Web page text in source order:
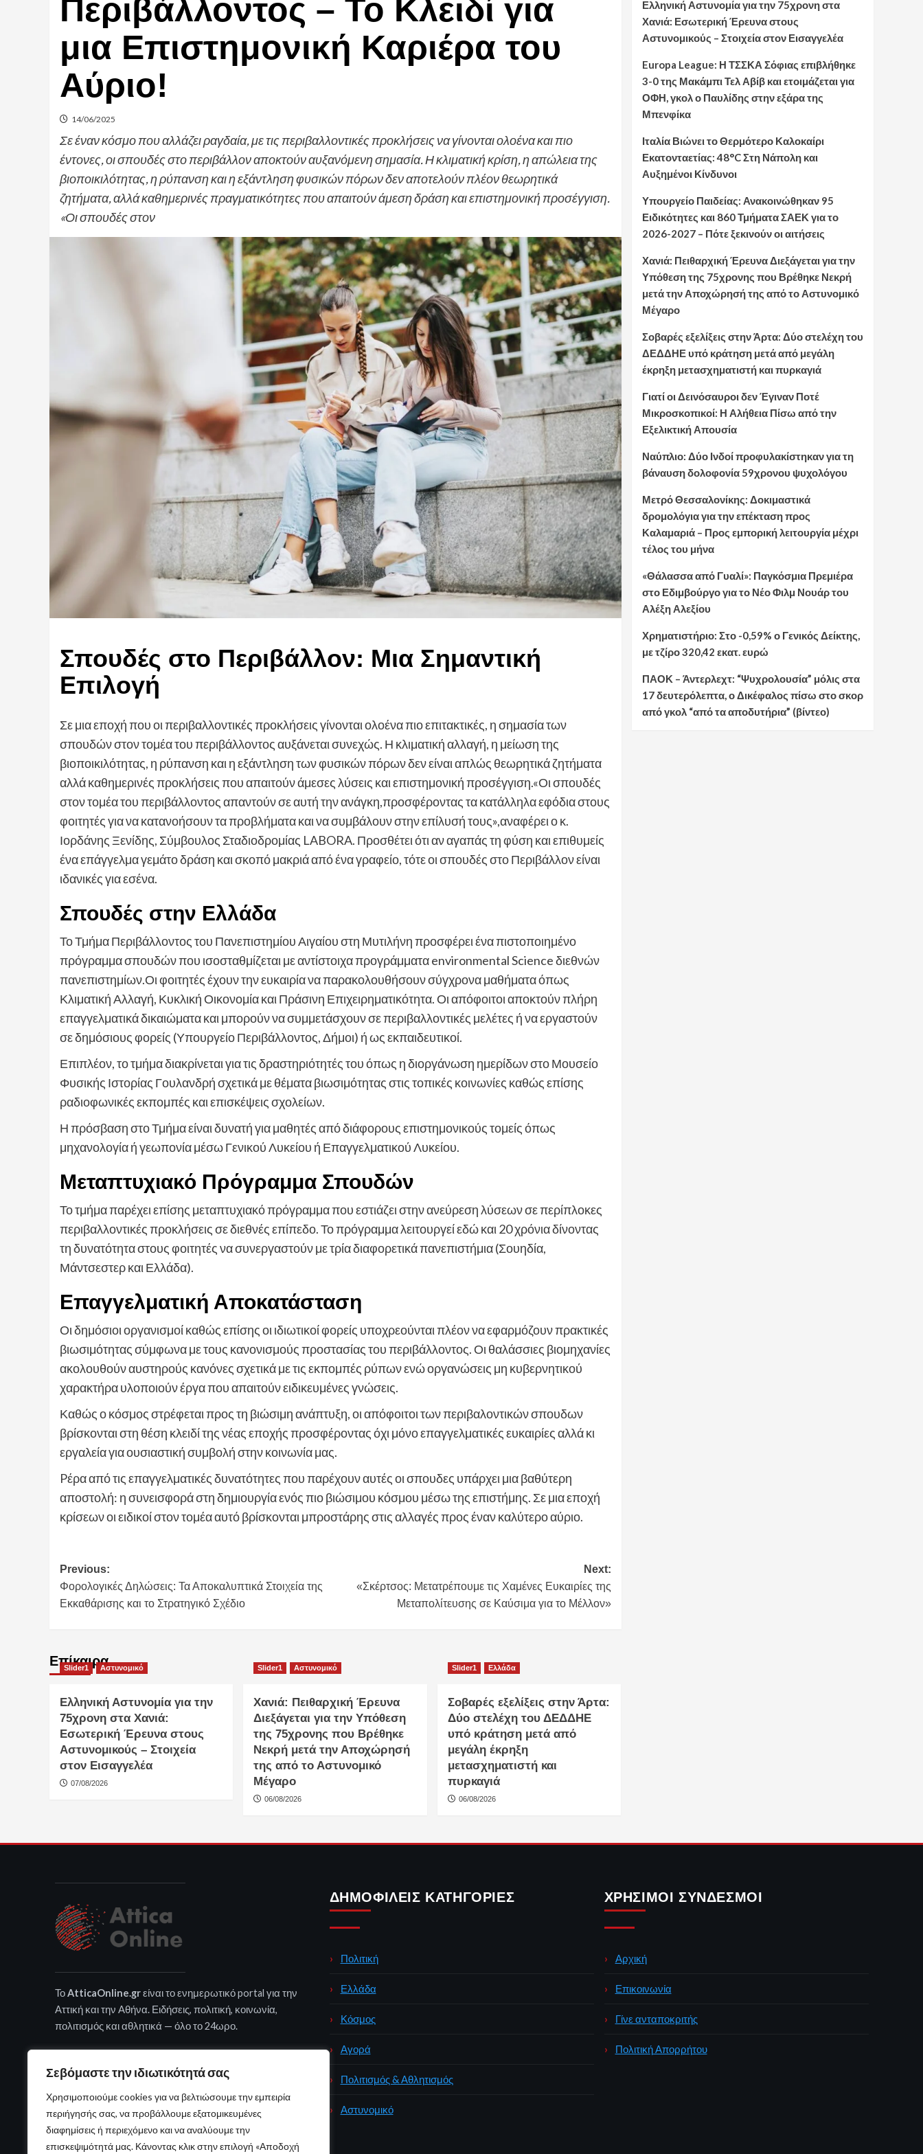
Σεβόμαστε την ιδιωτικότητά σας
Χρησιμοποιούμε cookies για να βελτιώσουμε την εμπειρία
περιήγησής σας, να προβάλλουμε εξατομικευμένες
διαφημίσεις ή περιεχόμενο και να αναλύουμε την
επισκεψιμότητά μας. Κάνοντας κλικ στην επιλογή «Αποδοχή
Περιβάλλοντος – Το Κλειδί για
μια Επιστημονική Καριέρα του
Αύριο!
14/06/2025
Σε έναν κόσμο που αλλάζει ραγδαία, με τις περιβαλλοντικές προκλήσεις να γίνονται ολοένα και πιο
έντονες, οι σπουδές στο περιβάλλον αποκτούν αυξανόμενη σημασία. Η κλιματική κρίση, η απώλεια της
βιοποικιλότητας, η ρύπανση και η εξάντληση φυσικών πόρων δεν αποτελούν πλέον θεωρητικά
ζητήματα, αλλά καθημερινές πραγματικότητες που απαιτούν άμεση δράση και επιστημονική προσέγγιση.
«Οι σπουδές στον
Σπουδές στο Περιβάλλον: Μια Σημαντική
Επιλογή
Σε μια εποχή που οι περιβαλλοντικές προκλήσεις γίνονται ολοένα πιο επιτακτικές, η σημασία των
σπουδών στον τομέα του περιβάλλοντος αυξάνεται συνεχώς. Η κλιματική αλλαγή, η μείωση της
βιοποικιλότητας, η ρύπανση και η εξάντληση των φυσικών πόρων δεν είναι απλώς θεωρητικά ζητήματα
αλλά καθημερινές προκλήσεις που απαιτούν άμεσες λύσεις και επιστημονική προσέγγιση.«Οι σπουδές
στον τομέα του περιβάλλοντος απαντούν σε αυτή την ανάγκη,προσφέροντας τα κατάλληλα εφόδια στους
φοιτητές για να κατανοήσουν τα προβλήματα και να συμβάλουν στην επίλυσή τους»,αναφέρει ο κ.
Ιορδάνης Ξενίδης, Σύμβουλος Σταδιοδρομίας LABORA. Προσθέτει ότι αν αγαπάς τη φύση και επιθυμείς
ένα επάγγελμα γεμάτο δράση και σκοπό μακριά από ένα γραφείο, τότε οι σπουδές στο Περιβάλλον είναι
ιδανικές για εσένα.
Σπουδές στην Ελλάδα
Το Τμήμα Περιβάλλοντος του Πανεπιστημίου Αιγαίου στη Μυτιλήνη προσφέρει ένα πιστοποιημένο
πρόγραμμα σπουδών που ισοσταθμίζεται με αντίστοιχα προγράμματα environmental Science διεθνών
πανεπιστημίων.Οι φοιτητές έχουν την ευκαιρία να παρακολουθήσουν σύγχρονα μαθήματα όπως
Κλιματική Αλλαγή, Κυκλική Οικονομία και Πράσινη Επιχειρηματικότητα. Οι απόφοιτοι αποκτούν πλήρη
επαγγελματικά δικαιώματα και μπορούν να συμμετάσχουν σε περιβαλλοντικές μελέτες ή να εργαστούν
σε δημόσιους φορείς (Υπουργείο Περιβάλλοντος, Δήμοι) ή ως εκπαιδευτικοί.
Επιπλέον, το τμήμα διακρίνεται για τις δραστηριότητές του όπως η διοργάνωση ημερίδων στο Μουσείο
Φυσικής Ιστορίας Γουλανδρή σχετικά με θέματα βιωσιμότητας στις τοπικές κοινωνίες καθώς επίσης
ραδιοφωνικές εκπομπές και επισκέψεις σχολείων.
Η πρόσβαση στο Τμήμα είναι δυνατή για μαθητές από διάφορους επιστημονικούς τομείς όπως
μηχανολογία ή γεωπονία μέσω Γενικού Λυκείου ή Επαγγελματικού Λυκείου.
Μεταπτυχιακό Πρόγραμμα Σπουδών
Το τμήμα παρέχει επίσης μεταπτυχιακό πρόγραμμα που εστιάζει στην ανεύρεση λύσεων σε περίπλοκες
περιβαλλοντικές προκλήσεις σε διεθνές επίπεδο. Το πρόγραμμα λειτουργεί εδώ και 20 χρόνια δίνοντας
τη δυνατότητα στους φοιτητές να συνεργαστούν με τρία διαφορετικά πανεπιστήμια (Σουηδία,
Μάντσεστερ και Ελλάδα).
Eπαγγελματική Αποκατάσταση
Οι δημόσιοι οργανισμοί καθώς επίσης οι ιδιωτικοί φορείς υποχρεούνται πλέον να εφαρμόζουν πρακτικές
βιωσιμότητας σύμφωνα με τους κανονισμούς προστασίας του περιβάλλοντος. Οι θαλάσσιες βιομηχανίες
ακολουθούν αυστηρούς κανόνες σχετικά με τις εκπομπές ρύπων ενώ οργανώσεις μη κυβερνητικού
χαρακτήρα υλοποιούν έργα που απαιτούν ειδικευμένες γνώσεις.
Καθώς ο κόσμος στρέφεται προς τη βιώσιμη ανάπτυξη, οι απόφοιτοι των περιβαλοντικών σπουδων
βρίσκονται στη θέση κλειδί της νέας εποχής προσφέροντας όχι μόνο επαγγελματικές ευκαιρίες αλλά κι
εργαλεία για ουσιαστική συμβολή στην κοινωνία μας.
Pέρα από τις επαγγελματικές δυνατότητες που παρέχουν αυτές οι σπουδες υπάρχει μια βαθύτερη
αποστολή: η συνεισφορά στη δημιουργία ενός πιο βιώσιμου κόσμου μέσω της επιστήμης. Σε μια εποχή
κρίσεων οι ειδικοί στον τομέα αυτό βρίσκονται μπροστάρης στις αλλαγές προς έναν καλύτερο αύριο.
Post
navigation
Previous:
Φορολογικές Δηλώσεις: Τα Αποκαλυπτικά Στοιχεία της
Εκκαθάρισης και το Στρατηγικό Σχέδιο
Next:
«Σκέρτσος: Μετατρέπουμε τις Χαμένες Ευκαιρίες της
Μεταπολίτευσης σε Καύσιμα για το Μέλλον»
Επίκαιρα
Slider1 Αστυνομικό
Ελληνική Αστυνομία για την
75χρονη στα Χανιά:
Εσωτερική Έρευνα στους
Αστυνομικούς – Στοιχεία
στον Εισαγγελέα
07/08/2026
Slider1 Αστυνομικό
Χανιά: Πειθαρχική Έρευνα
Διεξάγεται για την Υπόθεση
της 75χρονης που Βρέθηκε
Νεκρή μετά την Αποχώρησή
της από το Αστυνομικό
Μέγαρο
06/08/2026
Slider1 Ελλάδα
Σοβαρές εξελίξεις στην Άρτα:
Δύο στελέχη του ΔΕΔΔΗΕ
υπό κράτηση μετά από
μεγάλη έκρηξη
μετασχηματιστή και
πυρκαγιά
06/08/2026
Ελληνική Αστυνομία για την 75χρονη στα
Χανιά: Εσωτερική Έρευνα στους
Αστυνομικούς – Στοιχεία στον Εισαγγελέα
Europa League: Η ΤΣΣΚΑ Σόφιας επιβλήθηκε
3-0 της Μακάμπι Τελ Αβίβ και ετοιμάζεται για
ΟΦΗ, γκολ ο Παυλίδης στην εξάρα της
Μπενφίκα
Ιταλία Βιώνει το Θερμότερο Καλοκαίρι
Εκατονταετίας: 48°C Στη Νάπολη και
Αυξημένοι Κίνδυνοι
Υπουργείο Παιδείας: Ανακοινώθηκαν 95
Ειδικότητες και 860 Τμήματα ΣΑΕΚ για το
2026-2027 – Πότε ξεκινούν οι αιτήσεις
Χανιά: Πειθαρχική Έρευνα Διεξάγεται για την
Υπόθεση της 75χρονης που Βρέθηκε Νεκρή
μετά την Αποχώρησή της από το Αστυνομικό
Μέγαρο
Σοβαρές εξελίξεις στην Άρτα: Δύο στελέχη του
ΔΕΔΔΗΕ υπό κράτηση μετά από μεγάλη
έκρηξη μετασχηματιστή και πυρκαγιά
Γιατί οι Δεινόσαυροι δεν Έγιναν Ποτέ
Μικροσκοπικοί: Η Αλήθεια Πίσω από την
Εξελικτική Απουσία
Ναύπλιο: Δύο Ινδοί προφυλακίστηκαν για τη
βάναυση δολοφονία 59χρονου ψυχολόγου
Μετρό Θεσσαλονίκης: Δοκιμαστικά
δρομολόγια για την επέκταση προς
Καλαμαριά – Προς εμπορική λειτουργία μέχρι
τέλος του μήνα
«Θάλασσα από Γυαλί»: Παγκόσμια Πρεμιέρα
στο Εδιμβούργο για το Νέο Φιλμ Νουάρ του
Αλέξη Αλεξίου
Χρηματιστήριο: Στο -0,59% ο Γενικός Δείκτης,
με τζίρο 320,42 εκατ. ευρώ
ΠΑΟΚ – Άντερλεχτ: “Ψυχρολουσία” μόλις στα
17 δευτερόλεπτα, ο Δικέφαλος πίσω στο σκορ
από γκολ “από τα αποδυτήρια” (βίντεο)
ΤοAtticaOnline.grείναι το ενημερωτικό portal για την
Αττική και την Αθήνα. Ειδήσεις, πολιτική, κοινωνία,
πολιτισμός και αθλητικά — όλο το 24ωρο.
ΔΗΜΟΦΙΛΕΊΣ ΚΑΤΗΓΟΡΊΕΣ
Πολιτική
Ελλάδα
Κόσμος
Αγορά
Πολιτισμός & Αθλητισμός
Αστυνομικό
ΧΡΉΣΙΜΟΙ ΣΎΝΔΕΣΜΟΙ
Αρχική
Επικοινωνία
Γίνε ανταποκριτής
Πολιτική Απορρήτου